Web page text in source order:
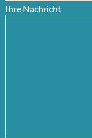
Ihre Nachricht